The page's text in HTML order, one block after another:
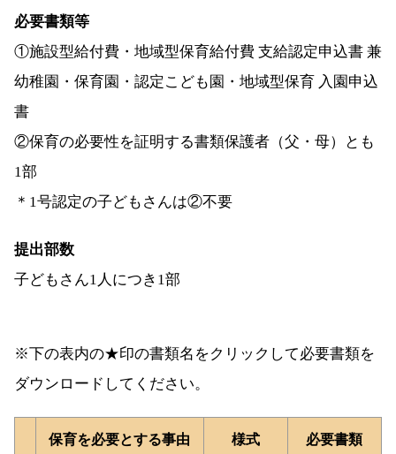
必要書類等
①施設型給付費・地域型保育給付費 支給認定申込書 兼
幼稚園・保育園・認定こども園・地域型保育 入園申込
書
②保育の必要性を証明する書類保護者（父・母）とも
1部
＊1号認定の子どもさんは②不要
提出部数
子どもさん1人につき1部
※下の表内の★印の書類名をクリックして必要書類を
ダウンロードしてください。
保育を必要とする事由 様式 必要書類